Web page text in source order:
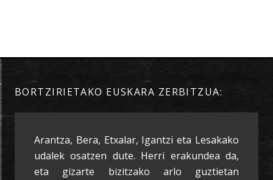
BORTZIRIETAKO EUSKARA ZERBITZUA:
Arantza, Bera, Etxalar, Igantzi eta Lesakako
udalek osatzen dute. Herri erakundea da,
eta gizarte bizitzako arlo guztietan